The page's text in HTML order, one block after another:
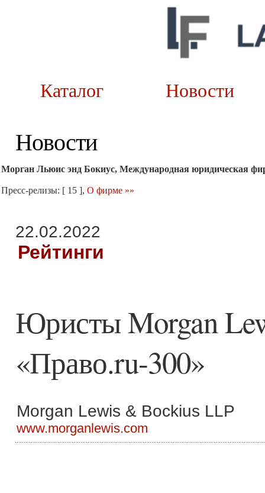
Каталог
Новости
Морган Льюис энд Бокиус, Международная юридическая
Пресс-релизы: [ 15 ], О фирме »»
22.02.2022
Рейтинги
Юристы Morgan
«Право.ru-300»
Morgan Lewis & Bockius LLP
www.morganlewis.com